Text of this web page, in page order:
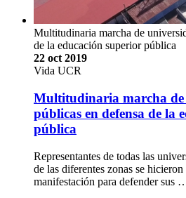
Multitudinaria marcha de
de la educación superior pública
22 oct 2019
Vida UCR
Multitudinaria marcha de
públicas en defensa de la
pública
Representantes de todas las
de las diferentes zonas se hicieron
manifestación para defender sus